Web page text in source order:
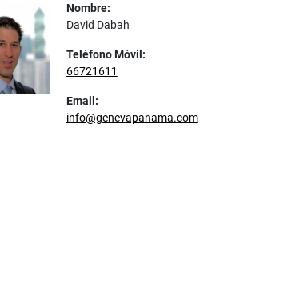
Nombre:
David Dabah
Teléfono Móvil:
66721611
Email:
info@genevapanama.com